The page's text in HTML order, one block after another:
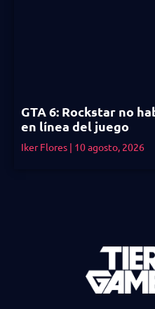
GTA 6: Rockstar no
en línea del juego
Iker Flores 10 agosto, 2026